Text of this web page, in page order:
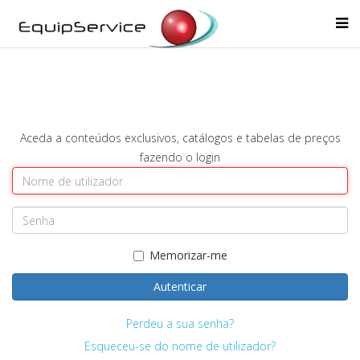
Aceda a conteúdos exclusivos, catálogos e tabelas de preços
fazendo o login
Memorizar-me
Autenticar
Perdeu a sua senha?
Esqueceu-se do nome de utilizador?